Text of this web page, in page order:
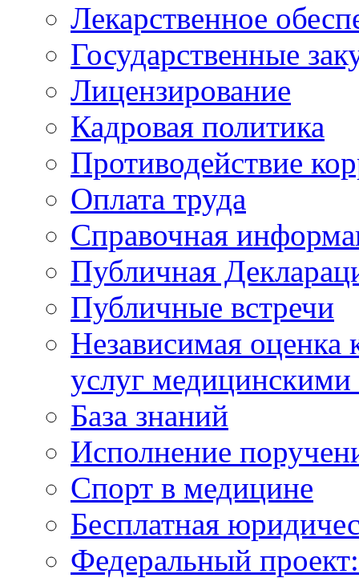
Лекарственное
Государственные
Лицензирование
Кадровая политика
Противодействие
Оплата труда
Справочная
Публичная
Публичные встречи
Независимая оценка
услуг
База знаний
Исполнение
Спорт в медицине
Бесплатная
Федеральный